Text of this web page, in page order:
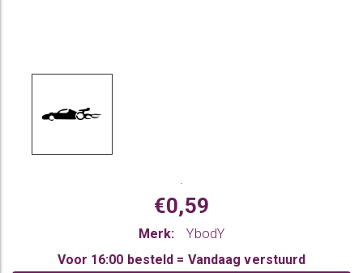
.
€0,59
Merk:
YbodY
Voor 16:00 besteld = Vandaag verstuurd